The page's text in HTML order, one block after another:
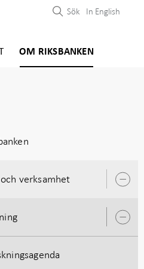
OM RIKSBANKEN
Sök In English
verksamhet